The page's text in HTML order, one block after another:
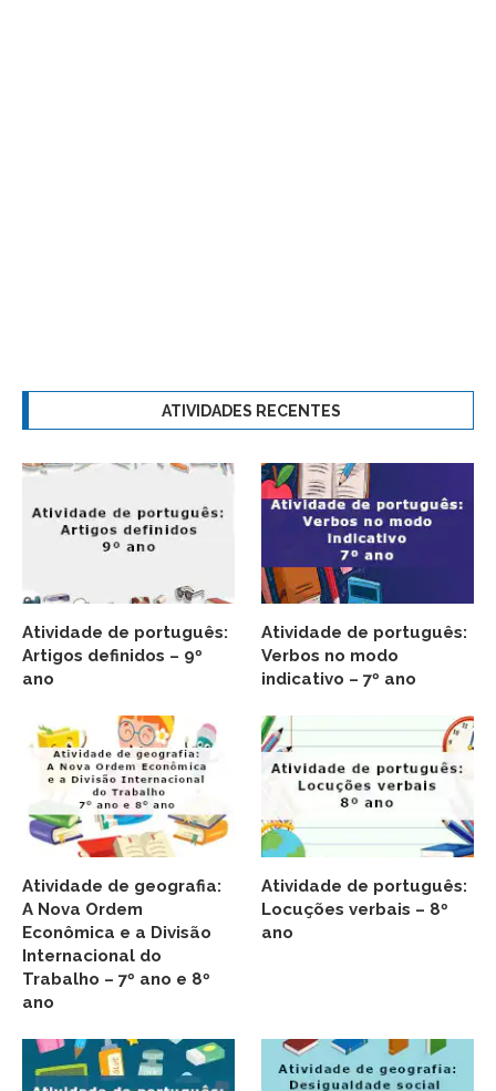
ATIVIDADES RECENTES
Atividade de português:
Artigos definidos – 9º
ano
Atividade de português:
Verbos no modo
indicativo – 7º ano
Atividade de geografia:
A Nova Ordem
Econômica e a Divisão
Internacional do
Trabalho – 7º ano e 8º
ano
Atividade de português:
Locuções verbais – 8º
ano